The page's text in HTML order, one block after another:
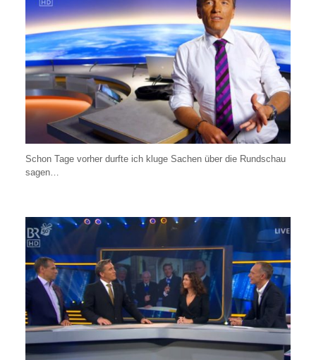
Schon Tage vorher durfte ich kluge Sachen über die Rundschau
sagen…